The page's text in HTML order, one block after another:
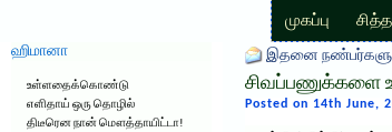
முகப்பு
ஹிமானா
உள்ளதைக்கொண்டு
எளிதாய் ஒரு தொழில்
திடீரென நான் மௌத்தாயிட்டா!
இதனை
சிவப்பணுக்களை
Posted on 14th June,